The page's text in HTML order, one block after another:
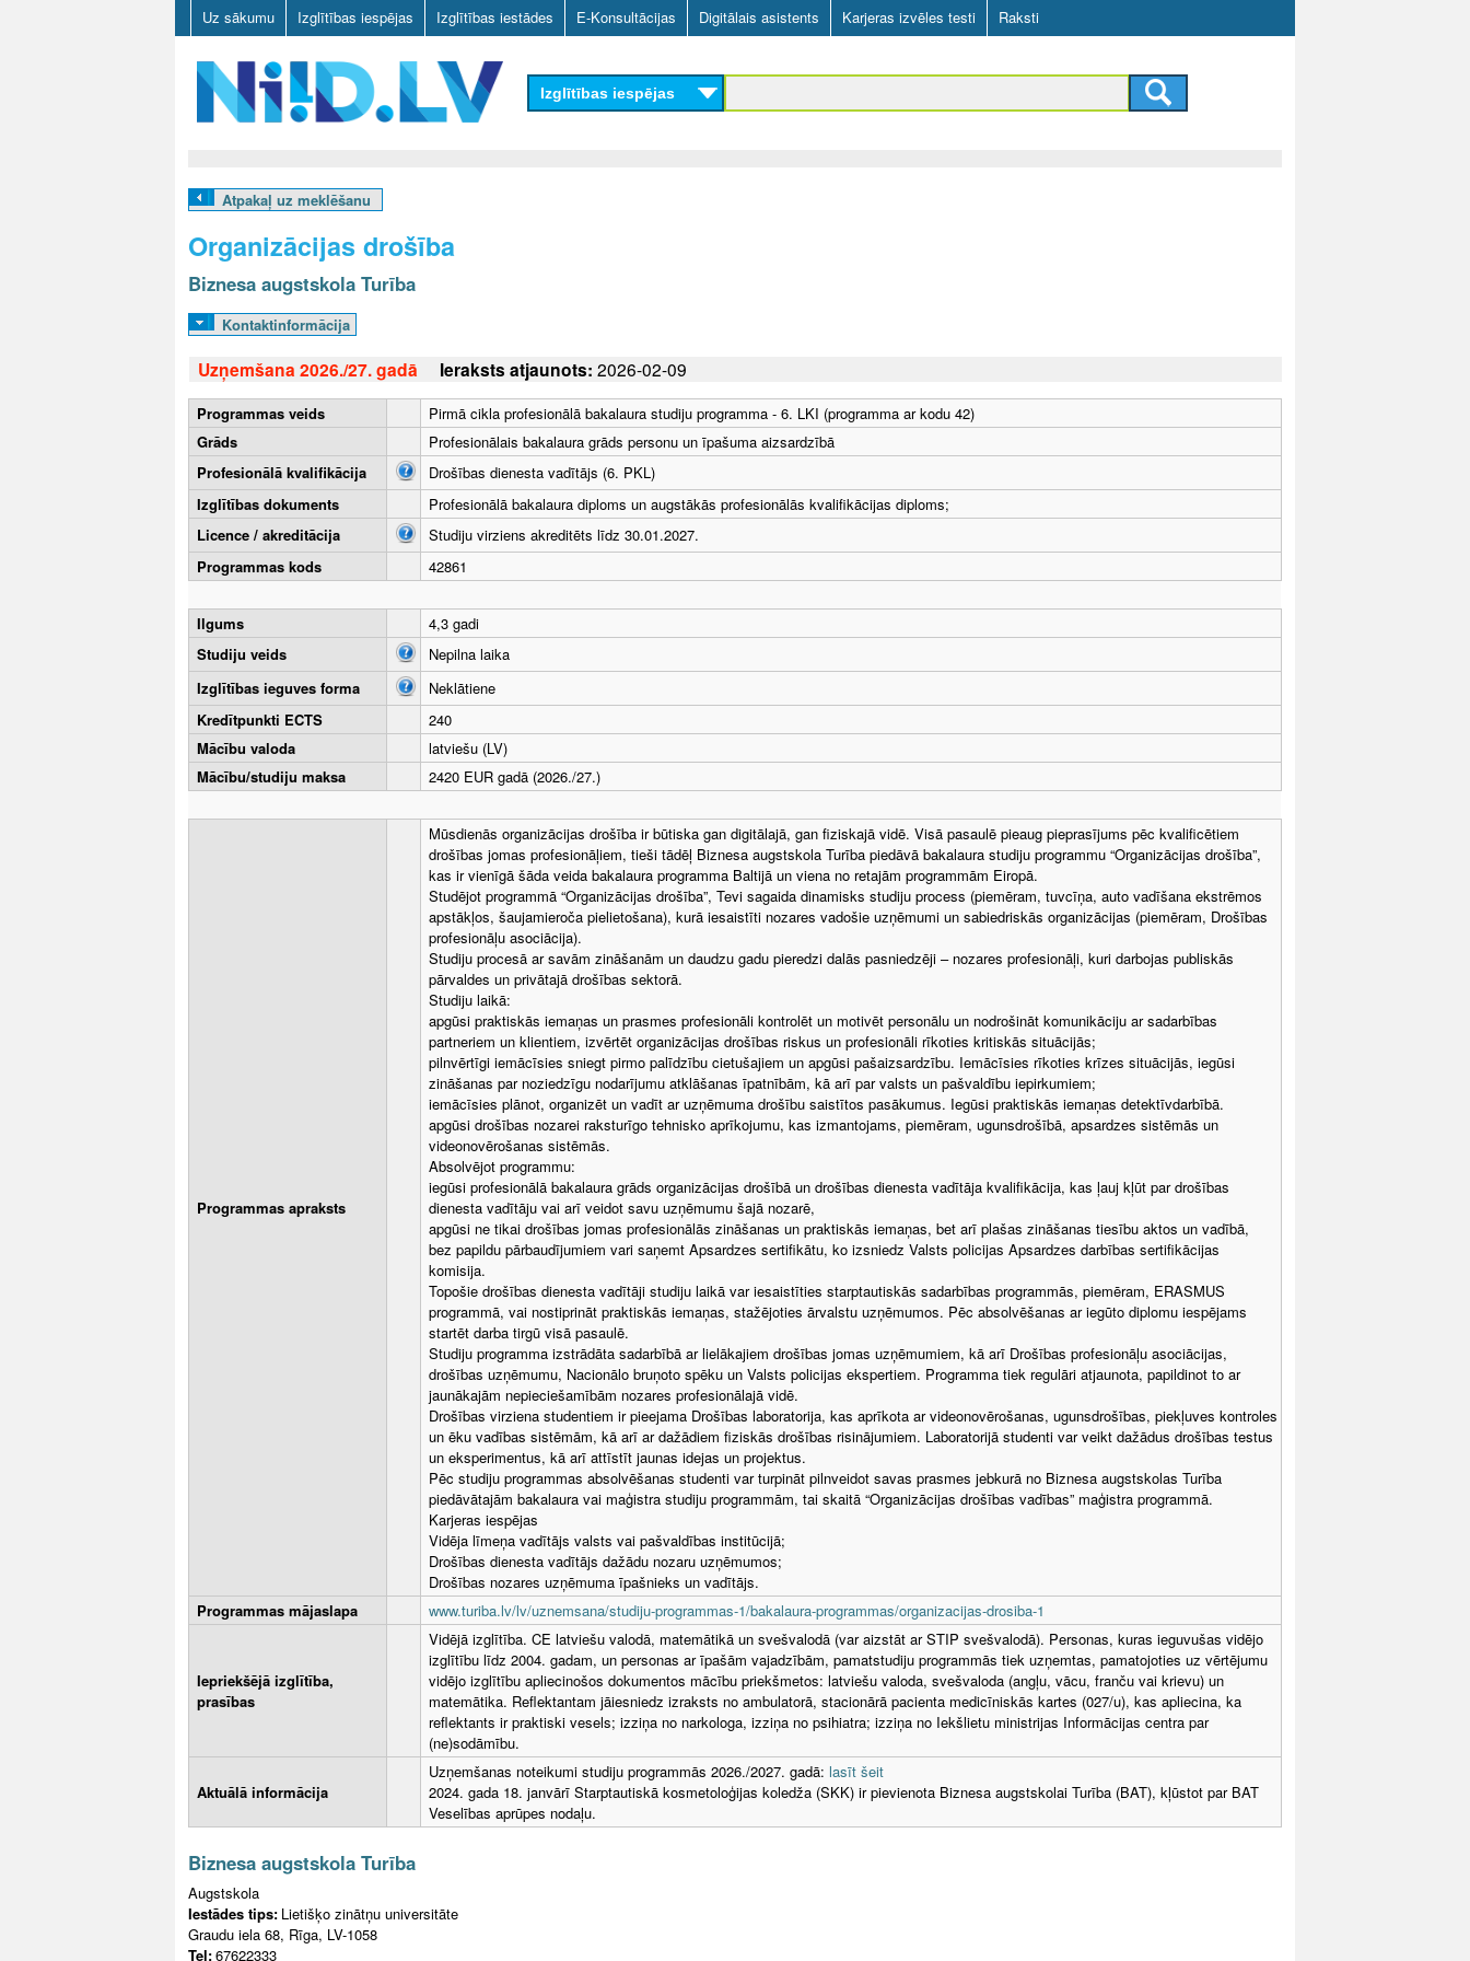
Skip
to
main
content
Uz sākumu Izglītības iespējas Izglītības iestādes E-Konsultācijas Digitālais asistents Karjeras izvēles testi Raksti
D
V
Izglītības iespējas
Atpakaļ uz meklēšanu
Organizācijas drošība
Biznesa augstskola Turība
Kontaktinformācija
Uzņemšana 2026./27. gadā Ieraksts atjaunots: 2026-02-09
Programmas veids
Pirmā cikla profesionālā bakalaura studiju programma - 6. LKI (programma ar kodu 42)
Grāds
Profesionālais bakalaura grāds personu un īpašuma aizsardzībā
Profesionālā kvalifikācija
Drošības dienesta vadītājs (6. PKL)
Izglītības dokuments
Profesionālā bakalaura diploms un augstākās profesionālās kvalifikācijas diploms;
Licence / akreditācija
Studiju virziens akreditēts līdz 30.01.2027.
Programmas kods
42861
Ilgums
4,3 gadi
Studiju veids
Nepilna laika
Izglītības ieguves forma
Neklātiene
Kredītpunkti ECTS
240
Mācību valoda
latviešu (LV)
Mācību/studiju maksa
2420 EUR gadā (2026./27.)
Programmas apraksts
Mūsdienās organizācijas drošība ir būtiska gan digitālajā, gan fiziskajā vidē. Visā pasaulē pieaug pieprasījums pēc kvalificētiem
drošības jomas profesionāļiem, tieši tādēļ Biznesa augstskola Turība piedāvā bakalaura studiju programmu “Organizācijas drošība”,
kas ir vienīgā šāda veida bakalaura programma Baltijā un viena no retajām programmām Eiropā.
Studējot programmā “Organizācijas drošība”, Tevi sagaida dinamisks studiju process (piemēram, tuvcīņa, auto vadīšana ekstrēmos
apstākļos, šaujamieroča pielietošana), kurā iesaistīti nozares vadošie uzņēmumi un sabiedriskās organizācijas (piemēram, Drošības
profesionāļu asociācija).
Studiju procesā ar savām zināšanām un daudzu gadu pieredzi dalās pasniedzēji – nozares profesionāļi, kuri darbojas publiskās
pārvaldes un privātajā drošības sektorā.
Studiju laikā:
apgūsi praktiskās iemaņas un prasmes profesionāli kontrolēt un motivēt personālu un nodrošināt komunikāciju ar sadarbības
partneriem un klientiem, izvērtēt organizācijas drošības riskus un profesionāli rīkoties kritiskās situācijās;
pilnvērtīgi iemācīsies sniegt pirmo palīdzību cietušajiem un apgūsi pašaizsardzību. Iemācīsies rīkoties krīzes situācijās, iegūsi
zināšanas par noziedzīgu nodarījumu atklāšanas īpatnībām, kā arī par valsts un pašvaldību iepirkumiem;
iemācīsies plānot, organizēt un vadīt ar uzņēmuma drošību saistītos pasākumus. Iegūsi praktiskās iemaņas detektīvdarbībā.
apgūsi drošības nozarei raksturīgo tehnisko aprīkojumu, kas izmantojams, piemēram, ugunsdrošībā, apsardzes sistēmās un
videonovērošanas sistēmās.
Absolvējot programmu:
iegūsi profesionālā bakalaura grāds organizācijas drošībā un drošības dienesta vadītāja kvalifikācija, kas ļauj kļūt par drošības
dienesta vadītāju vai arī veidot savu uzņēmumu šajā nozarē,
apgūsi ne tikai drošības jomas profesionālās zināšanas un praktiskās iemaņas, bet arī plašas zināšanas tiesību aktos un vadībā,
bez papildu pārbaudījumiem vari saņemt Apsardzes sertifikātu, ko izsniedz Valsts policijas Apsardzes darbības sertifikācijas
komisija.
Topošie drošības dienesta vadītāji studiju laikā var iesaistīties starptautiskās sadarbības programmās, piemēram, ERASMUS
programmā, vai nostiprināt praktiskās iemaņas, stažējoties ārvalstu uzņēmumos. Pēc absolvēšanas ar iegūto diplomu iespējams
startēt darba tirgū visā pasaulē.
Studiju programma izstrādāta sadarbībā ar lielākajiem drošības jomas uzņēmumiem, kā arī Drošības profesionāļu asociācijas,
drošības uzņēmumu, Nacionālo bruņoto spēku un Valsts policijas ekspertiem. Programma tiek regulāri atjaunota, papildinot to ar
jaunākajām nepieciešamībām nozares profesionālajā vidē.
Drošības virziena studentiem ir pieejama Drošības laboratorija, kas aprīkota ar videonovērošanas, ugunsdrošības, piekļuves kontroles
un ēku vadības sistēmām, kā arī ar dažādiem fiziskās drošības risinājumiem. Laboratorijā studenti var veikt dažādus drošības testus
un eksperimentus, kā arī attīstīt jaunas idejas un projektus.
Pēc studiju programmas absolvēšanas studenti var turpināt pilnveidot savas prasmes jebkurā no Biznesa augstskolas Turība
piedāvātajām bakalaura vai maģistra studiju programmām, tai skaitā “Organizācijas drošības vadības” maģistra programmā.
Karjeras iespējas
Vidēja līmeņa vadītājs valsts vai pašvaldības institūcijā;
Drošības dienesta vadītājs dažādu nozaru uzņēmumos;
Drošības nozares uzņēmuma īpašnieks un vadītājs.
Programmas mājaslapa
www.turiba.lv/lv/uznemsana/studiju-programmas-1/bakalaura-programmas/organizacijas-drosiba-1
Iepriekšējā izglītība,
prasības
Vidējā izglītība. CE latviešu valodā, matemātikā un svešvalodā (var aizstāt ar STIP svešvalodā). Personas, kuras ieguvušas vidējo
izglītību līdz 2004. gadam, un personas ar īpašām vajadzībām, pamatstudiju programmās tiek uzņemtas, pamatojoties uz vērtējumu
vidējo izglītību apliecinošos dokumentos mācību priekšmetos: latviešu valoda, svešvaloda (angļu, vācu, franču vai krievu) un
matemātika. Reflektantam jāiesniedz izraksts no ambulatorā, stacionārā pacienta medicīniskās kartes (027/u), kas apliecina, ka
reflektants ir praktiski vesels; izziņa no narkologa, izziņa no psihiatra; izziņa no Iekšlietu ministrijas Informācijas centra par
(ne)sodāmību.
Aktuālā informācija
Uzņemšanas noteikumi studiju programmās 2026./2027. gadā: lasīt šeit
2024. gada 18. janvārī Starptautiskā kosmetoloģijas koledža (SKK) ir pievienota Biznesa augstskolai Turība (BAT), kļūstot par BAT
Veselības aprūpes nodaļu.
Biznesa augstskola Turība
Augstskola
Iestādes tips: Lietišķo zinātņu universitāte
Graudu iela 68, Rīga, LV-1058
Tel:67622333